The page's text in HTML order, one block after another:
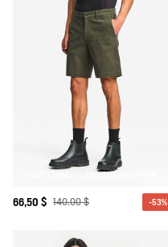
SHORT CHINO CLASSIQUE EN COTON
66,50 $ 140,00 $ -53%